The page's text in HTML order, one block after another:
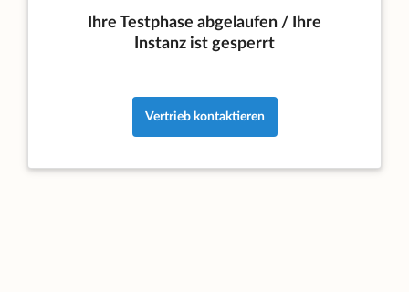
Ihre Testphase abgelaufen / Ihre
Instanz ist gesperrt
Vertrieb kontaktieren